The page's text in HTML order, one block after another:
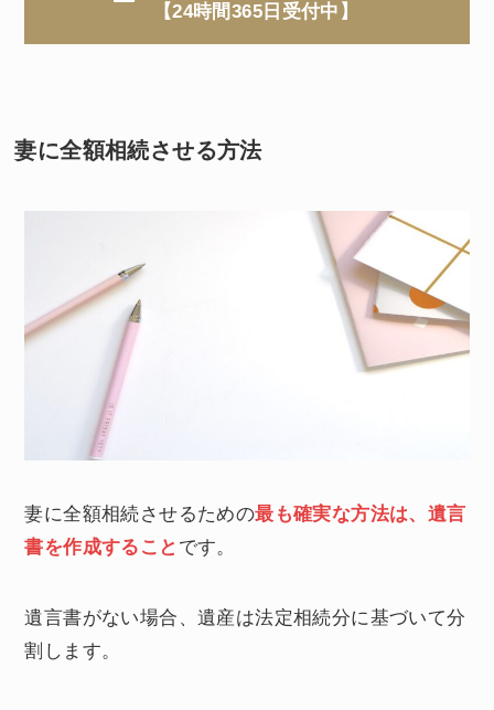
【24時間365日受付中】
妻に全額相続させる方法
妻に全額相続させるための最も確実な方法は、遺言
書を作成すること です。
遺言書がない場合、遺産は法定相続分に基づいて分
割します。